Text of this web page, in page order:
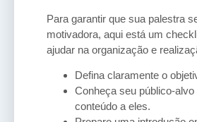
Para garantir que sua palestra
motivadora, aqui está um
ajudar na organização e
Defina claramente o
Conheça seu público-alvo
conteúdo a eles.